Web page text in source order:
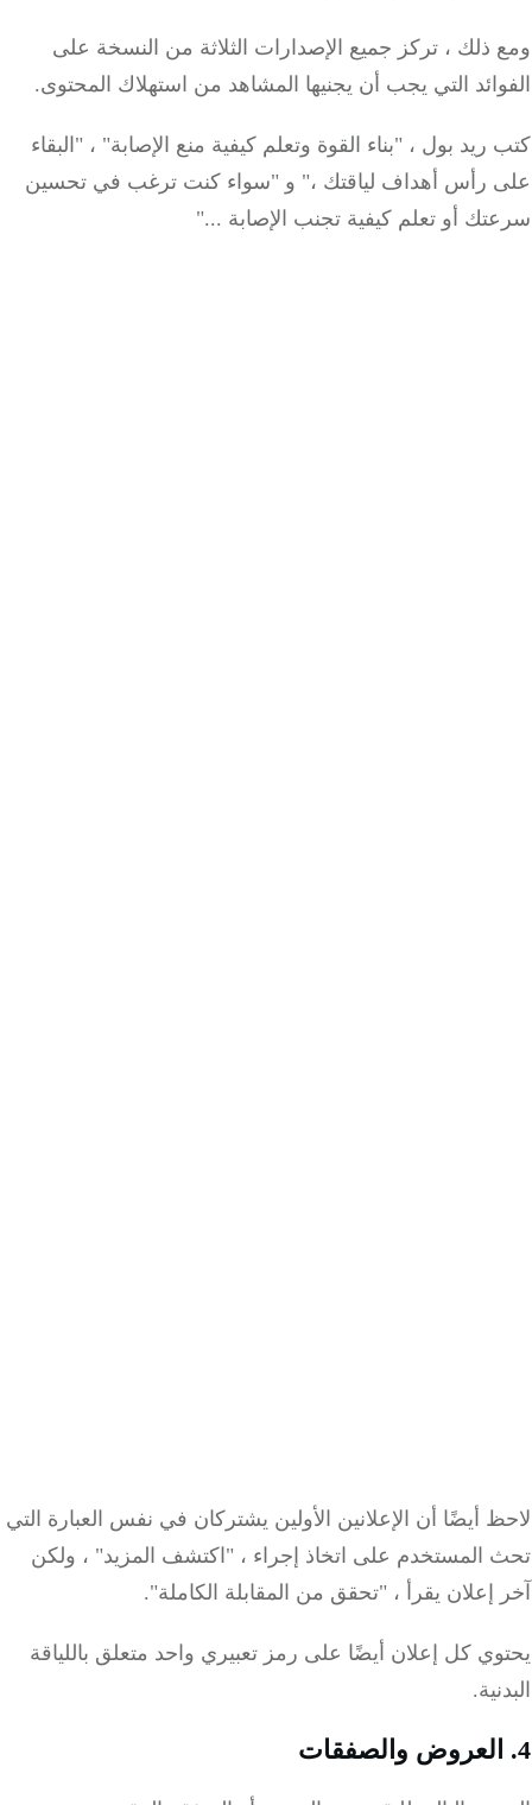
ذلك ، تركز جميع الإصدارات الثلاثة من النسخة على
التي يجب أن يجنيها المشاهد من استهلاك المحتوى.
بول ، "بناء القوة وتعلم كيفية منع الإصابة" ، "البقاء
رأس أهداف لياقتك ،" و "سواء كنت ترغب في تحسين
أو تعلم كيفية تجنب الإصابة ..."
أيضًا أن الإعلانين الأولين يشتركان في نفس العبارة التي
المستخدم على اتخاذ إجراء ، "اكتشف المزيد" ، ولكن
إعلان يقرأ ، "تحقق من المقابلة الكاملة".
كل إعلان أيضًا على رمز تعبيري واحد متعلق باللياقة